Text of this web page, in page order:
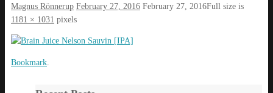
Magnus Rönnerup February 27, 2016 February 27, 2016Full size is
1181 × 1031 pixels
Bookmark